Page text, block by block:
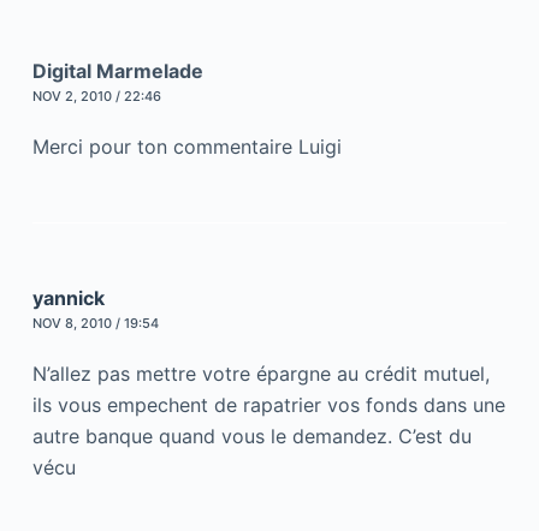
Digital Marmelade
NOV 2, 2010 / 22:46
Merci pour ton commentaire Luigi
yannick
NOV 8, 2010 / 19:54
N’allez pas mettre votre épargne au crédit mutuel,
ils vous empechent de rapatrier vos fonds dans une
autre banque quand vous le demandez. C’est du
vécu